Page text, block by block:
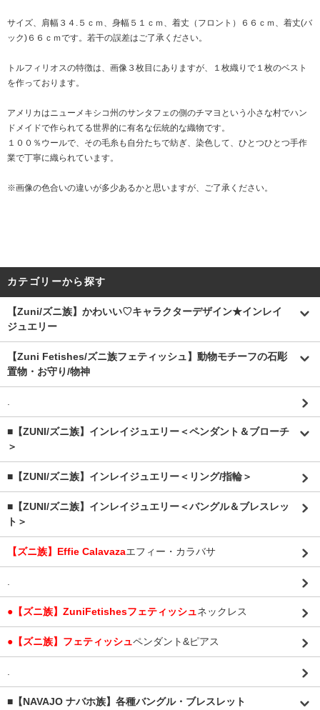
サイズ、肩幅３４.５ｃｍ、身幅５１ｃｍ、着丈（フロント）６６ｃｍ、着丈(バ
ック)６６ｃｍです。若干の誤差はご了承ください。
トルフィリオスの特徴は、画像３枚目にありますが、１枚織りで１枚のベスト
を作っております。
アメリカはニューメキシコ州のサンタフェの側のチマヨという小さな村でハン
ドメイドで作られてる世界的に有名な伝統的な織物です。
１００％ウールで、その毛糸も自分たちで紡ぎ、染色して、ひとつひとつ手作
業で丁寧に織られています。
※画像の色合いの違いが多少あるかと思いますが、ご了承ください。
カテゴリーから探す
【Zuni/ズニ族】かわいい♡キャラクターデザイン★インレイ
ジュエリー
【Zuni Fetishes/ズニ族フェティッシュ】動物モチーフの石彫
置物・お守り/物神
.
■【ZUNI/ズニ族】インレイジュエリー＜ペンダント＆ブローチ
＞
■【ZUNI/ズニ族】インレイジュエリー＜リング/指輪＞
■【ZUNI/ズニ族】インレイジュエリー＜バングル＆ブレスレッ
ト＞
【ズニ族】Effie Calavazaエフィー・カラバサ
.
●【ズニ族】ZuniFetishesフェティッシュネックレス
●【ズニ族】フェティッシュペンダント&ピアス
.
■【NAVAJO ナバホ族】各種バングル・ブレスレット